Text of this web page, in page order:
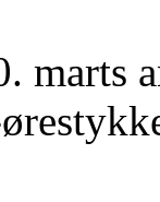
marts